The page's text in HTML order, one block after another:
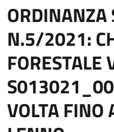
ORDINANZA
N.5/2021:
FORESTALE
VOLTA FINO